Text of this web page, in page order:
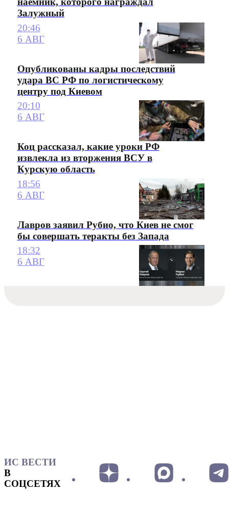
Залужный
20:46
6 АВГ
Опубликованы кадры последствий
удара ВС РФ по логистическому
центру под Киевом
20:10
6 АВГ
Коц рассказал, какие уроки РФ
извлекла из вторжения ВСУ в
Курскую область
18:56
6 АВГ
Лавров заявил Рубио, что Киев не смог
бы совершать теракты без Запада
18:32
6 АВГ
ИС ВЕСТИ
В
СОЦСЕТЯХ